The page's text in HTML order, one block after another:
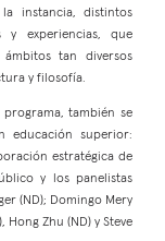
instancia, distintos
y experiencias, que
tan diversos
y filosofía.
también se
educación superior:
estratégica de
y los panelistas
(ND); Domingo Mery
Hong Zhu (ND) y Steve